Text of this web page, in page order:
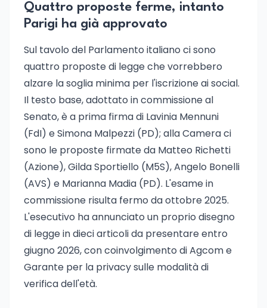
Quattro proposte ferme, intanto
Parigi ha già approvato
Sul tavolo del Parlamento italiano ci sono
quattro proposte di legge che vorrebbero
alzare la soglia minima per l'iscrizione ai social.
Il testo base, adottato in commissione al
Senato, è a prima firma di Lavinia Mennuni
(FdI) e Simona Malpezzi (PD); alla Camera ci
sono le proposte firmate da Matteo Richetti
(Azione), Gilda Sportiello (M5S), Angelo Bonelli
(AVS) e Marianna Madia (PD). L'esame in
commissione risulta fermo da ottobre 2025.
L'esecutivo ha annunciato un proprio disegno
di legge in dieci articoli da presentare entro
giugno 2026, con coinvolgimento di Agcom e
Garante per la privacy sulle modalità di
verifica dell'età.